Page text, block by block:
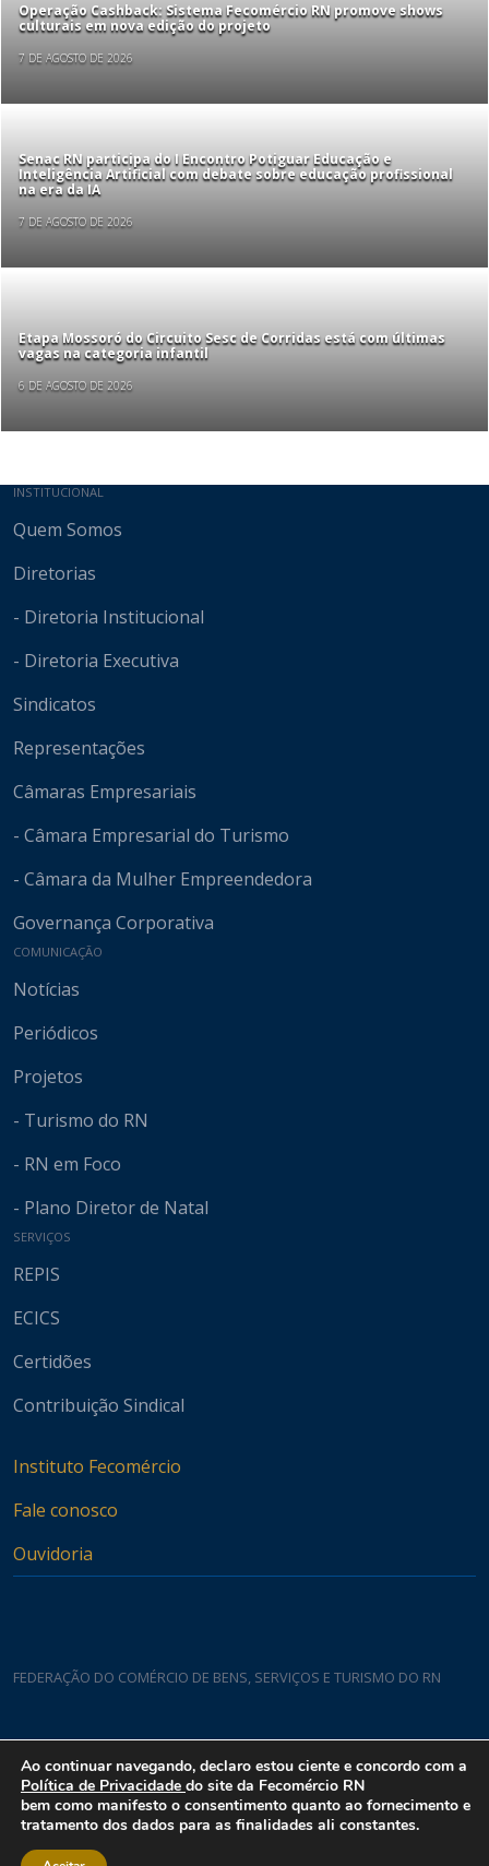
Operação Cashback: Sistema Fecomércio RN promove shows
culturais em nova edição do projeto
7 DE AGOSTO DE 2026
Senac RN participa do I Encontro Potiguar Educação e
Inteligência Artificial com debate sobre educação profissional
na era da IA
7 DE AGOSTO DE 2026
Etapa Mossoró do Circuito Sesc de Corridas está com últimas
vagas na categoria infantil
6 DE AGOSTO DE 2026
Mapa do site
INSTITUCIONAL
Quem Somos
Diretorias
- Diretoria Institucional
- Diretoria Executiva
Sindicatos
Representações
Câmaras Empresariais
- Câmara Empresarial do Turismo
- Câmara da Mulher Empreendedora
Governança Corporativa
COMUNICAÇÃO
Notícias
Periódicos
Projetos
- Turismo do RN
- RN em Foco
- Plano Diretor de Natal
SERVIÇOS
REPIS
ECICS
Certidões
Contribuição Sindical
Instituto Fecomércio
Fale conosco
Ouvidoria
FEDERAÇÃO DO COMÉRCIO DE BENS, SERVIÇOS E TURISMO DO RN
Rua Padre João Damasceno, 1935 - Lagoa Nova CEP 59075-760
Ao continuar navegando, declaro estou ciente e concordo com a
Política de Privacidade do site da Fecomércio RN
bem como manifesto o consentimento quanto ao fornecimento e
tratamento dos dados para as finalidades ali constantes.